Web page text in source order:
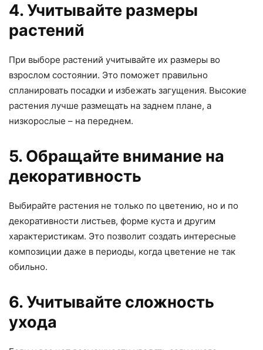
4. Учитывайте размеры
растений
При выборе растений учитывайте их размеры во
взрослом состоянии. Это поможет правильно
спланировать посадки и избежать загущения. Высокие
растения лучше размещать на заднем плане, а
низкорослые – на переднем.
5. Обращайте внимание на
декоративность
Выбирайте растения не только по цветению, но и по
декоративности листьев, форме куста и другим
характеристикам. Это позволит создать интересные
композиции даже в периоды, когда цветение не так
обильно.
6. Учитывайте сложность
ухода